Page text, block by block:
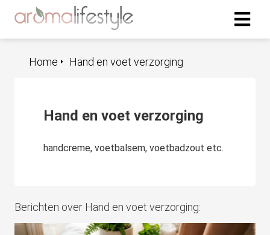
Hand en voet verzorging
Home
Hand en voet verzorging
handcreme, voetbalsem, voetbadzout etc.
Berichten over Hand en voet verzorging: